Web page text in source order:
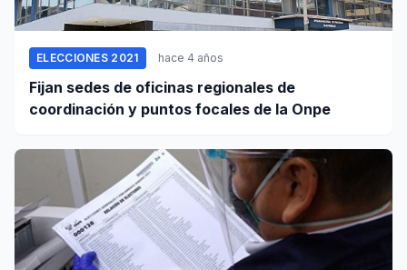
ELECCIONES 2021 hace 4 años
Fijan sedes de oficinas regionales de
coordinación y puntos focales de la Onpe